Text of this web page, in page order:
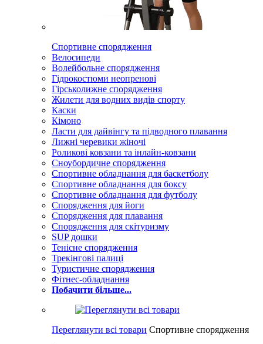
Спортивне спорядження
Велосипеди
Волейбольне спорядження
Гідрокостюми неопренові
Гірськолижне спорядження
Жилети для водних видів спорту
Каски
Кімоно
Ласти для дайвінгу та підводного плавання
Лижні черевики жіночі
Роликові ковзани та інлайн-ковзани
Сноубордичне спорядження
Спортивне обладнання для баскетболу
Спортивне обладнання для боксу
Спортивне обладнання для футболу
Спорядження для йоги
Спорядження для плавання
Спорядження для скітуризму
SUP дошки
Тенісне спорядження
Трекінгові палиці
Туристичне спорядження
Фітнес-обладнання
Побачити більше...
Переглянути всі товари Спортивне спорядження